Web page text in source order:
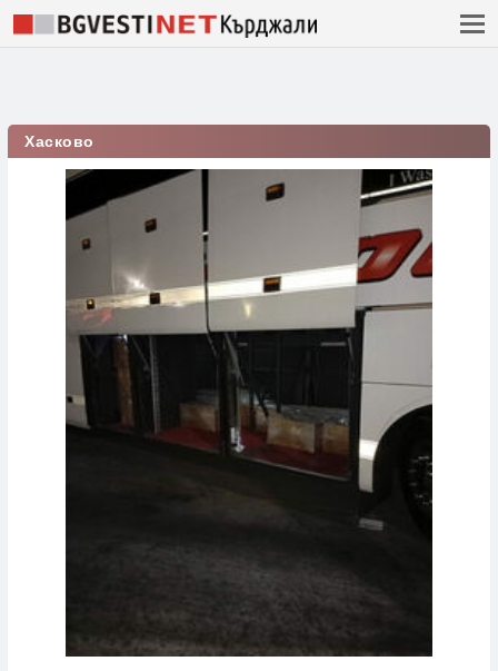
Хасково